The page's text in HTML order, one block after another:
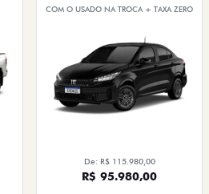
COM O USADO NA TROCA + TAXA ZERO
De: R$ 115.980,00
R$ 95.980,00